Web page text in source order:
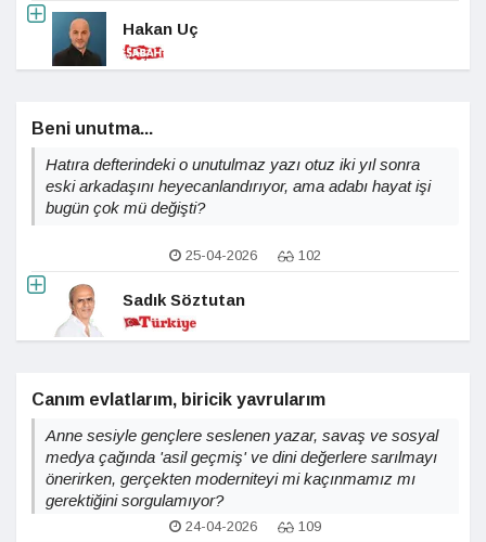
Hakan Uç
Beni unutma...
Hatıra defterindeki o unutulmaz yazı otuz iki yıl sonra
eski arkadaşını heyecanlandırıyor, ama adabı hayat işi
bugün çok mü değişti?
25-04-2026 102
Sadık Söztutan
Canım evlatlarım, biricik yavrularım
Anne sesiyle gençlere seslenen yazar, savaş ve sosyal
medya çağında 'asil geçmiş' ve dini değerlere sarılmayı
önerirken, gerçekten moderniteyi mi kaçınmamız mı
gerektiğini sorgulamıyor?
24-04-2026 109